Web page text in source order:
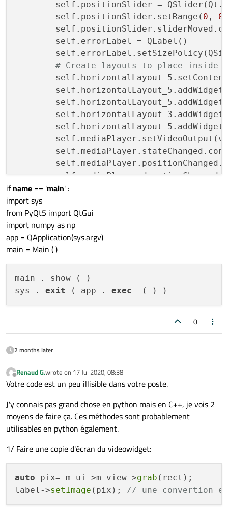
	self.positionSlider.setRange(
0 , 0
# Create layouts to place inside
	self.mediaPlayer.durationChanged.connect(self.durationChanged)
	self.mediaPlayer.error.connect(self.handleError)
def open (self
	pathIn=
'VIDEO/'
#load images
	files.sort(key =
#for i in range(len(files)):
	filename=pathIn + files[
	self.playButton.setEnabled(
True)
	directory =
	os.chdir(directory)
def play(self ):
if self.mediaPlayer.state() ==
else:
		self.mediaPlayer.play()
def mediaStateChanged self, state
if
self.mediaPlayer.state() ==
else:
		self.playButton.setIcon(
				self.style().standardIcon(QStyle.SP_MediaPlay))
ifname == 'main' :
import sys
from PyQt5 import QtGui
import numpy as np
app = QApplication(sys.argv)
main = Main ( )
main . show ( )
sys . exit ( app . exec
0
2 months later
Offline
Renaud G.wrote on 17 Jul 2020, 08:38
last edited by
Votre code est un peu illisible dans votre poste.
J'y connais pas grand chose en python mais en C++, je vois 2
moyens de faire ça. Ces méthodes sont probablement
utilisables en python également.
1/ Faire une copie d'écran du videowidget:
auto pix= m_ui->m_view->grab (rect);
label->setImage (pix); // une convertion